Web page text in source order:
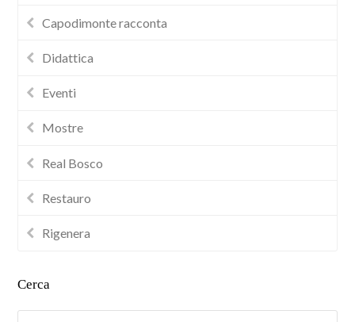
Capodimonte racconta
Didattica
Eventi
Mostre
Real Bosco
Restauro
Rigenera
Cerca